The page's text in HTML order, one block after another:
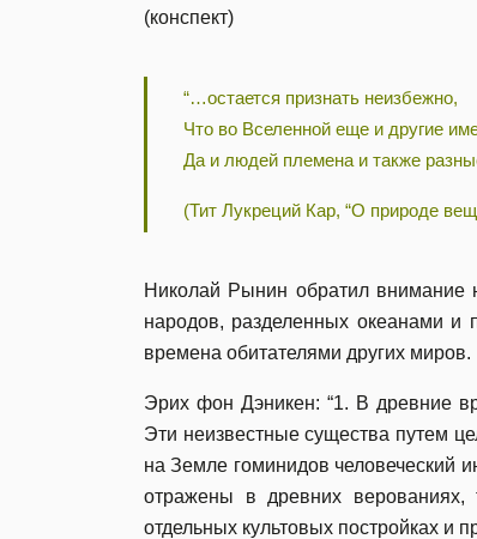
(конспект)
“…остается признать неизбежно,
Что во Вселенной еще и другие
Да и людей племена и также
(Тит Лукреций Кар, “О природе
Николай Рынин обратил внимание
народов, разделенных океанами
времена обитателями других миров.
Эрих фон Дэникен: “1. В древние
Эти неизвестные существа путем
на Земле гоминидов человеческий
отражены в древних верованиях,
отдельных культовых постройках и